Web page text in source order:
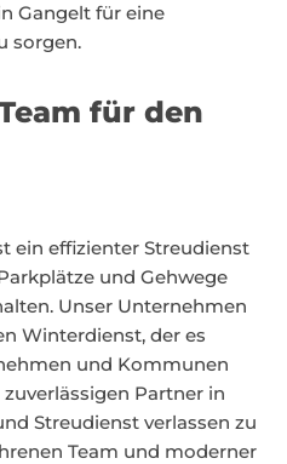
Gangelt für eine
sorgen.
für den
ein effizienter Streudienst
und Gehwege
Unser Unternehmen
Winterdienst, der es
und Kommunen
Partner in
Streudienst verlassen zu
Team und moderner